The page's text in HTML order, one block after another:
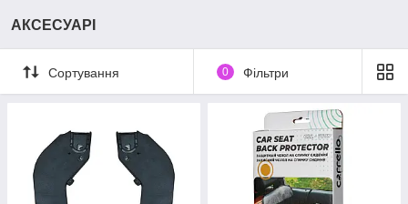
АКСЕСУАРІ
Сортування 0 Фільтри